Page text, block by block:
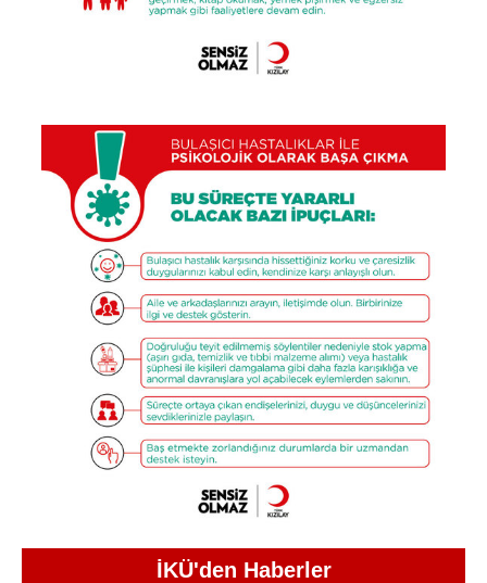
İKÜ'den Haberler